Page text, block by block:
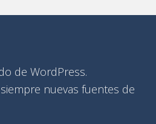
de WordPress.
nuevas fuentes de